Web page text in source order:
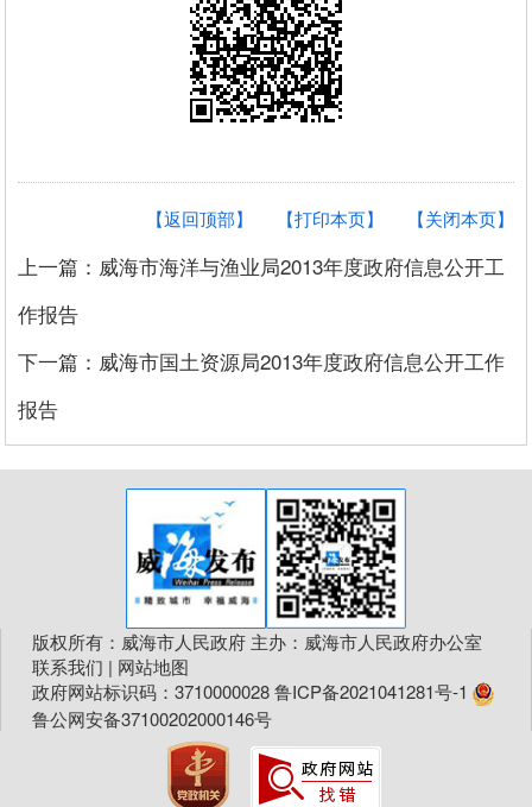
【关闭本页】
【打印本页】
【返回顶部】
上一篇：威海市海洋与渔业局2013年度政府信息公开工
作报告
下一篇：威海市国土资源局2013年度政府信息公开工作
报告
版权所有：威海市人民政府 主办：威海市人民政府办公室
联系我们 | 网站地图
政府网站标识码：3710000028鲁ICP备2021041281号-1
鲁公网安备37100202000146号